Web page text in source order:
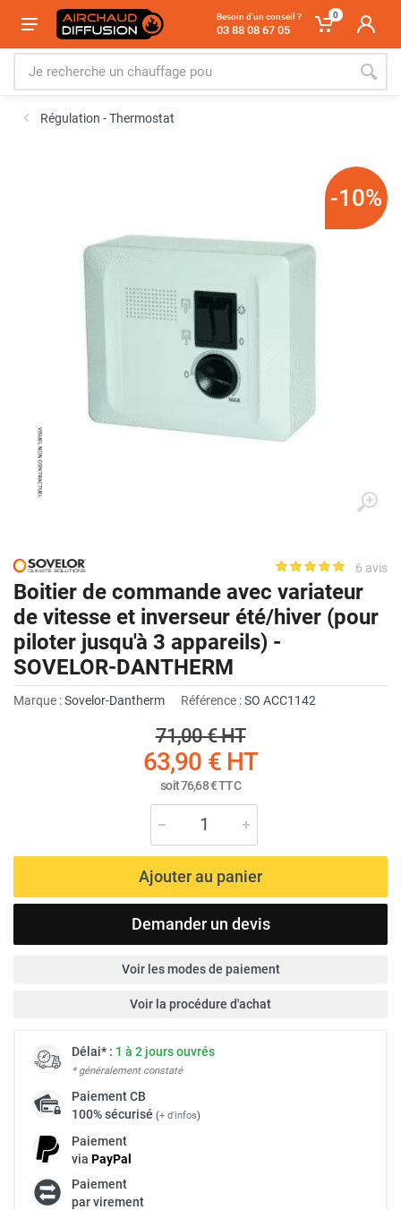
Besoin d'un conseil ?
03 88 08 67 05
0
Régulation - Thermostat
-10%
6 avis
Boitier de commande avec variateur
de vitesse et inverseur été/hiver (pour
piloter jusqu'à 3 appareils) -
SOVELOR-DANTHERM
Marque :Sovelor-Dantherm Référence :SO ACC1142
71,00 €HT
63,90 €HT
soit76,68 €TTC
Ajouter au panier
Demander un devis
Voir les modes de paiement
Voir la procédure d'achat
Délai* : 1 à 2 jours ouvrés
* généralement constaté
PaiementCB
100% sécurisé (+ d'infos)
Paiement
via PayPal
Paiement
par virement